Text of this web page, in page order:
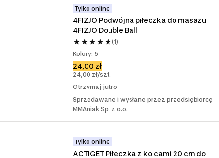
Tylko online
4FIZJO Podwójna piłeczka do masażu
4FIZJO Double Ball
(1)
Kolory: 5
24,00 zł
24,00 zł/szt.
Otrzymaj jutro
Sprzedawane i wysłane przez przedsiębiorcę
MMAniak Sp. z o.o.
Tylko online
ACTIGET Piłeczka z kolcami 20 cm do